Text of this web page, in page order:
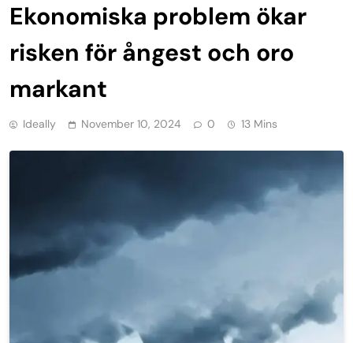
Ekonomiska problem ökar
risken för ångest och oro
markant
Ideally November 10, 2024 0 13 Mins